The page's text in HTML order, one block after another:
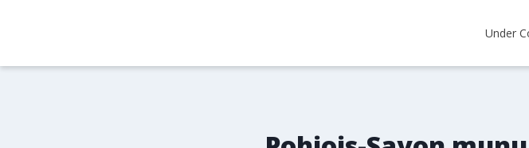
Under